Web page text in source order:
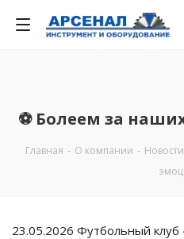
⚽ Болеем за
Главная - О компании - Новости
23.05.2026 Футбольный клуб